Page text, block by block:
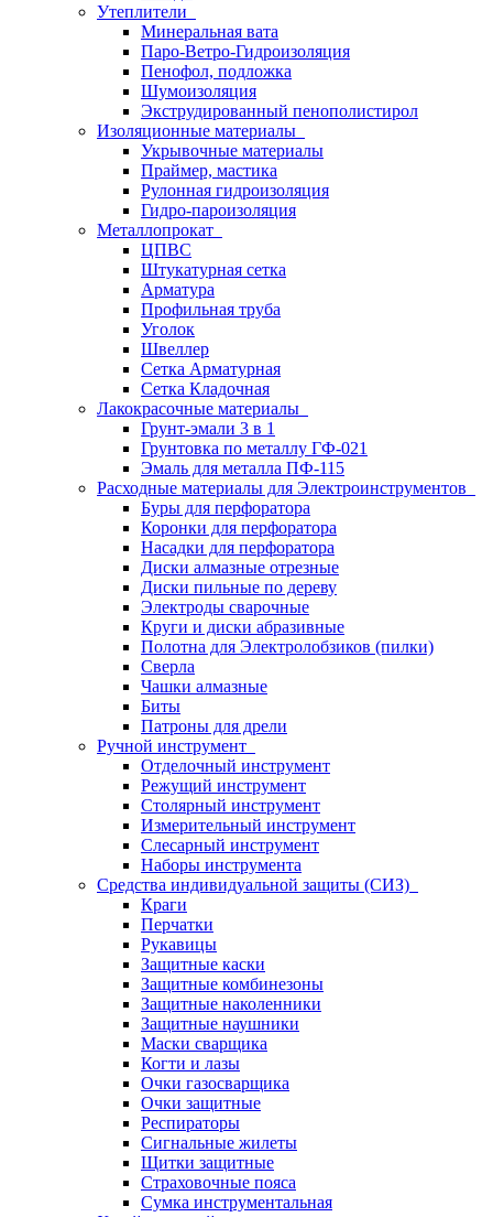
Утеплители
Минеральная вата
Паро-Ветро-Гидроизоляция
Пенофол, подложка
Шумоизоляция
Экструдированный пенополистирол
Изоляционные материалы
Укрывочные материалы
Праймер, мастика
Рулонная гидроизоляция
Гидро-пароизоляция
Металлопрокат
ЦПВС
Штукатурная сетка
Арматура
Профильная труба
Уголок
Швеллер
Сетка Арматурная
Сетка Кладочная
Лакокрасочные материалы
Грунт-эмали 3 в 1
Грунтовка по металлу ГФ-021
Эмаль для металла ПФ-115
Расходные материалы для Электроинструментов
Буры для перфоратора
Коронки для перфоратора
Насадки для перфоратора
Диски алмазные отрезные
Диски пильные по дереву
Электроды сварочные
Круги и диски абразивные
Полотна для Электролобзиков (пилки)
Сверла
Чашки алмазные
Биты
Патроны для дрели
Ручной инструмент
Отделочный инструмент
Режущий инструмент
Столярный инструмент
Измерительный инструмент
Слесарный инструмент
Наборы инструмента
Средства индивидуальной защиты (СИЗ)
Краги
Перчатки
Рукавицы
Защитные каски
Защитные комбинезоны
Защитные наколенники
Защитные наушники
Маски сварщика
Когти и лазы
Очки газосварщика
Очки защитные
Респираторы
Сигнальные жилеты
Щитки защитные
Страховочные пояса
Сумка инструментальная